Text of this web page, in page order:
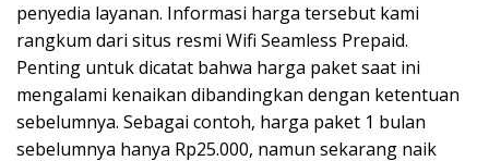
penyedia layanan. Informasi harga tersebut kami
rangkum dari situs resmi Wifi Seamless Prepaid.
Penting untuk dicatat bahwa harga paket saat ini
mengalami kenaikan dibandingkan dengan ketentuan
sebelumnya. Sebagai contoh, harga paket 1 bulan
sebelumnya hanya Rp25.000, namun sekarang naik